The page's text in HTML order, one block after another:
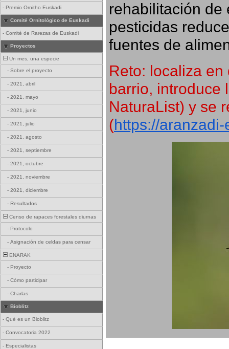
- Premio Ornitho Euskadi
Comité Ornitológico de Euskadi
- Comité de Rarezas de Euskadi
Proyectos
Un mes, una especie
- Sobre el proyecto
- 2021, abril
- 2021, mayo
- 2021, junio
- 2021, julio
- 2021, agosto
- 2021, septiembre
- 2021, octubre
- 2021, noviembre
- 2021, diciembre
- Resultados
Censo de rapaces forestales diurnas
- Protocolo
- Asignación de celdas para censar
ENARAK
- Proyecto
- Cómo participar
- Charlas
Bioblitz
- Qué es un Bioblitz
- Convocatoria 2022
- Especialistas
rehabilitación de
pesticidas
fuentes de
Reto: localiza
barrio, introduce
NaturaList) y se
(https://